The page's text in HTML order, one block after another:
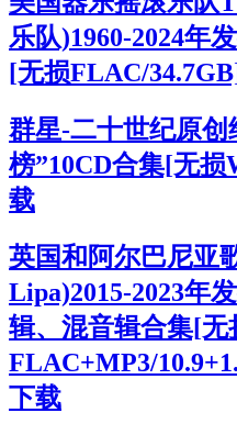
乐队)1960-2024年
[无损FLAC/
群星-二十世纪原
榜”10CD合集[无损
载
英国和阿尔巴尼亚
Lipa)2015-2023年
辑、混音辑合集[无
FLAC+MP3/
下载